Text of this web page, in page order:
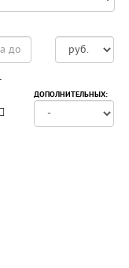
ДОПОЛНИТЕЛЬНЫХ: